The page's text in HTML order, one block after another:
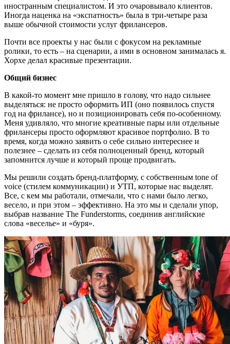
иностранным специалистом. И это очаровывало клиентов.
Иногда наценка на «экспатность» была в три-четыре раза
выше обычной стоимости услуг фрилансеров.
Почти все проекты у нас были с фокусом на рекламные
ролики, то есть – на сценарии, а ими в основном занималась я.
Хорхе делал красивые презентации.
Общий бизнес
В какой-то момент мне пришло в голову, что надо сильнее
выделяться: не просто оформить ИП (оно появилось спустя
год на фрилансе), но и позиционировать себя по-особенному.
Меня удивляло, что многие креативные пары или отдельные
фрилансеры просто оформляют красивое портфолио. В то
время, когда можно заявить о себе сильно интереснее и
полезнее – сделать из себя полноценный бренд, который
запомнится лучше и который проще продвигать.
Мы решили создать бренд-платформу, с собственным tone of
voice (стилем коммуникации) и УТП, которые нас выделят.
Все, с кем мы работали, отмечали, что с нами было легко,
весело, и при этом – эффективно. На это мы и сделали упор,
выбрав название The Funderstorms, соединив английские
слова «веселье» и «буря».